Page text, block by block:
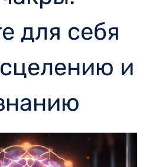
для себя
и